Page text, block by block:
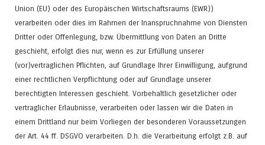
Union (EU) oder des Europäischen Wirtschaftsraums (EWR))
verarbeiten oder dies im Rahmen der Inanspruchnahme von Diensten
Dritter oder Offenlegung, bzw. Übermittlung von Daten an Dritte
geschieht, erfolgt dies nur, wenn es zur Erfüllung unserer
(vor)vertraglichen Pflichten, auf Grundlage Ihrer Einwilligung, aufgrund
einer rechtlichen Verpflichtung oder auf Grundlage unserer
berechtigten Interessen geschieht. Vorbehaltlich gesetzlicher oder
vertraglicher Erlaubnisse, verarbeiten oder lassen wir die Daten in
einem Drittland nur beim Vorliegen der besonderen Voraussetzungen
der Art. 44 ff. DSGVO verarbeiten. D.h. die Verarbeitung erfolgt z.B. auf